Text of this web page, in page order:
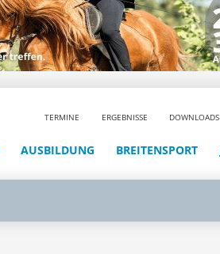
TERMINE ERGEBNISSE DOWNLOADS
AUSBILDUNG BREITENSPORT